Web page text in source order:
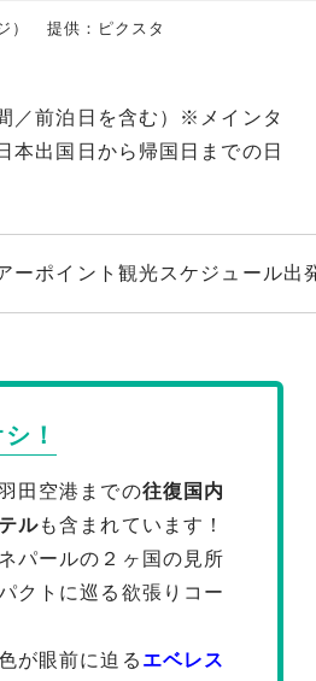
） 提供：ピクスタ
／前泊日を含む）※メインタ
本出国日から帰国日までの日
ーポイント 観光スケジュール出
！
田空港までの往復国内
ルも含まれています！
パールの２ヶ国の見所
クトに巡る欲張りコー
が眼前に迫る エベレス